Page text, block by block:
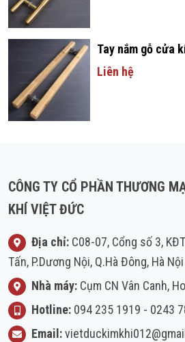
Tay nắm gỗ cửa
Liên hệ
CÔNG TY CỔ PHẦN THƯƠNG
KHÍ VIỆT ĐỨC
Địa chỉ: C08-07, Cổng số 3,
Tấn, P.Dương Nội, Q.Hà Đông, Hà Nội
Nhà máy: Cụm CN Vân Canh,
Hotline: 094 235 1919 - 0243
Email: